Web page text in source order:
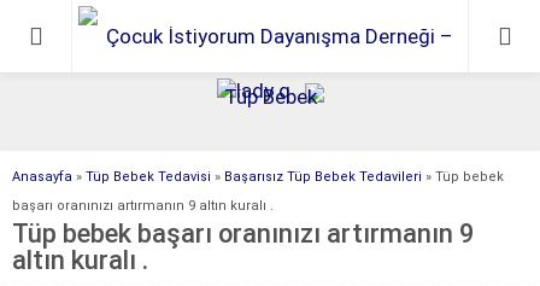
Anasayfa » Tüp Bebek Tedavisi » Başarısız Tüp Bebek Tedavileri » Tüp bebek
başarı oranınızı artırmanın 9 altın kuralı .
Tüp bebek başarı oranınızı artırmanın 9
altın kuralı .